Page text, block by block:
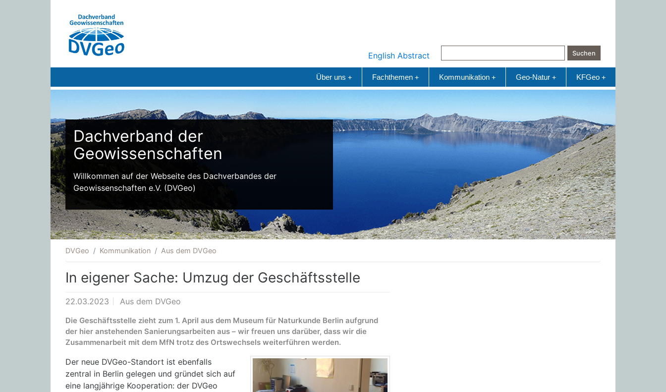
English Abstract Suchen
+
Über uns +
Fachthemen +
Kommunikation +
Geo-Natur +
KFGeo
Dachverband der
Geowissenschaften
Willkommen auf der Webseite des Dachverbandes der
Geowissenschaften e.V. (DVGeo)
DVGeo Kommunikation Aus dem DVGeo
In eigener Sache: Umzug der Geschäftsstelle
22.03.2023 Aus dem DVGeo
Die Geschäftsstelle zieht zum 1. April aus dem Museum für Naturkunde Berlin aufgrund
der hier anstehenden Sanierungsarbeiten aus – wir freuen uns darüber, dass wir die
Zusammenarbeit mit dem MfN trotz des Ortswechsels weiterführen werden.
Der neue DVGeo-Standort ist ebenfalls
zentral in Berlin gelegen und gründet sich auf
eine langjährige Kooperation: der DVGeo